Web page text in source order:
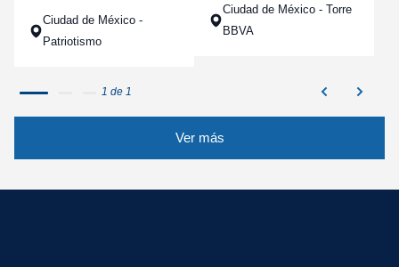
Ciudad de México -
Patriotismo
Ciudad de México - Torre
BBVA
1 de 1
Ver más